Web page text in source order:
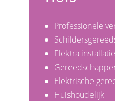
Professionele
Elektra
Elektrische
Huishoudelijk